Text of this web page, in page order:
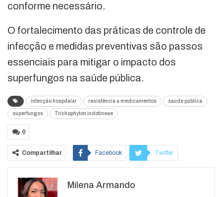
conforme necessário.
O fortalecimento das práticas de controle de
infecção e medidas preventivas são passos
essenciais para mitigar o impacto dos
superfungos na saúde pública.
infecção hospitalar resistência a medicamentos saúde pública
superfungos Trichophyton indotineae
0
Compartilhar Facebook Twitter
WhatsApp
Milena Armando